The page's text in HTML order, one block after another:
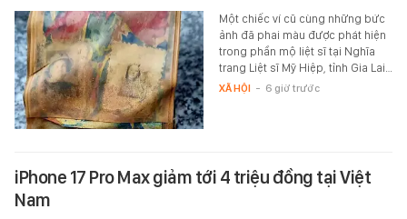
Một chiếc ví cũ cùng những bức
ảnh đã phai màu được phát hiện
trong phần mộ liệt sĩ tại Nghĩa
trang Liệt sĩ Mỹ Hiệp, tỉnh Gia Lai…
XÃ HỘI - 6 giờ trước
iPhone 17 Pro Max giảm tới 4 triệu đồng tại Việt
Nam